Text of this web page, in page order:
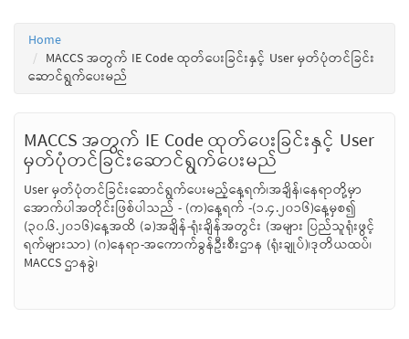
Home
MACCS အတွက် IE Code ထုတ်ပေးခြင်းနှင့် User မှတ်ပုံတင်ခြင်း
ဆောင်ရွက်ပေးမည်
MACCS အတွက် IE Code ထုတ်ပေးခြင်းနှင့် User
မှတ်ပုံတင်ခြင်းဆောင်ရွက်ပေးမည်
User မှတ်ပုံတင်ခြင်းဆောင်ရွက်ပေးမည့်နေ့ရက်၊အချိန်၊နေရာတို့မှာ
အောက်ပါအတိုင်းဖြစ်ပါသည် - (က)နေ့ရက် -(၁.၄.၂၀၁၆)နေ့မှစ၍
(၃၀.၆.၂၀၁၆)နေ့အထိ (ခ)အချိန်-ရုံးချိန်အတွင်း (အများ ပြည်သူရုံးဖွင့်
ရက်များသာ) (ဂ)နေရာ-အကောက်ခွန်ဦးစီးဌာန (ရုံးချုပ်)၊ဒုတိယထပ်၊
MACCS ဌာနခွဲ၊